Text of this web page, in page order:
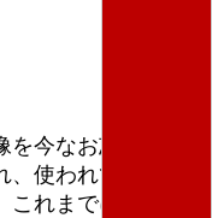
今なお忘れられ
使われてきた言
れまでに経験し